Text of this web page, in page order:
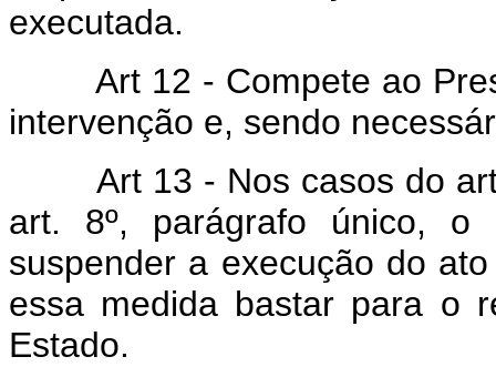
executada.
Art 12 - Compete ao
intervenção e, sendo
Art 13 - Nos casos do
art. 8º, parágrafo único, o
suspender a execução do
essa medida bastar para o
Estado.